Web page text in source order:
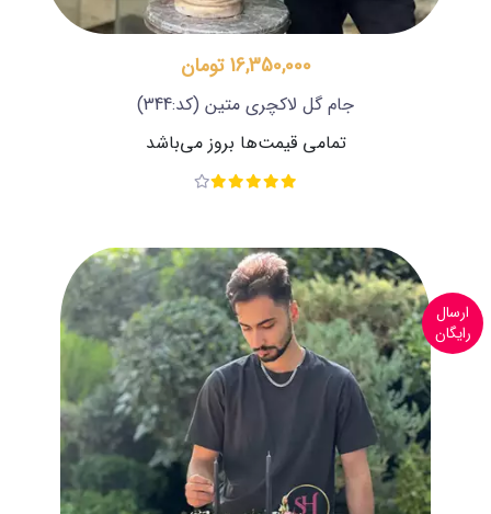
16,350,000 تومان
جام گل لاکچری متین (کد:344)
تمامی قیمت‌ها بروز می‌باشد
ارسال
رایگان